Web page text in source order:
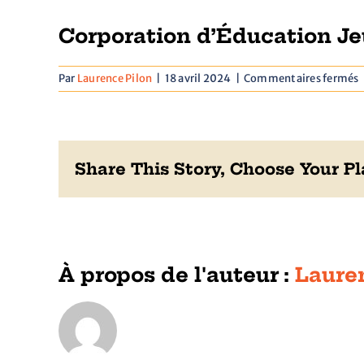
Corporation d’Éducation
Par Laurence Pilon 18 avril 2024 Commentaires fermés
Share This Story, Choose Your
À propos de l'auteur :